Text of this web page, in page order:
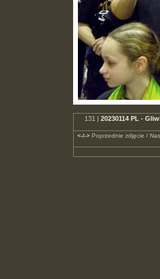
131 | 20230114 PL -
<-/->Poprzednie zdjęcie /